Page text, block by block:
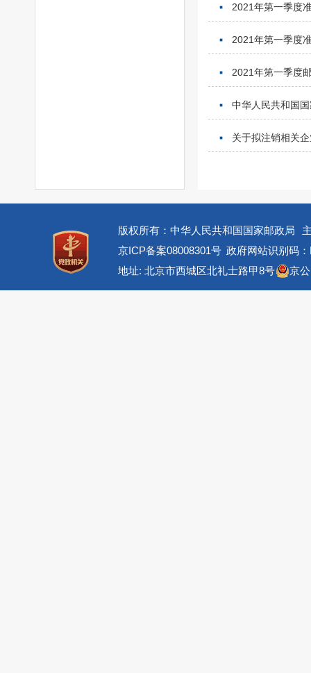
2021年第一季度
2021年第一季度
2021年第一季度
中华人民共和国
关于拟注销相关
版权所有：中华人民共和国国家邮政局
京ICP备案08008301号 政府网站识别码
地址: 北京市西城区北礼士路甲8号
京